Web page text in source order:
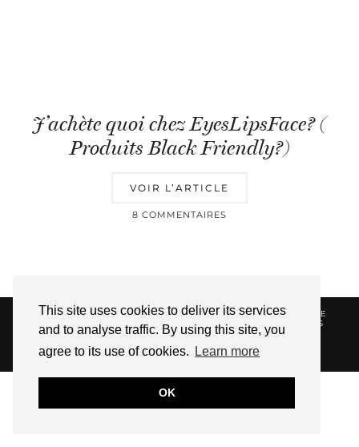
This site uses cookies to deliver its services
and to analyse traffic. By using this site, you
agree to its use of cookies.
Learn more
OK
J’achète quoi chez EyesLipsFace? (
Produits Black Friendly?)
VOIR L’ARTICLE
8 COMMENTAIRES
© 2026HELLOTITOUNE CONTACT
POLITIQUE DE
CONFIDENTIALITÉ
VUE DANS LA PRESSE
LIENS
AFFILIES
WEBSITE DESIGN BYpipdig